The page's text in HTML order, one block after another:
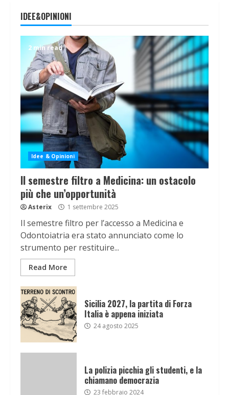
IDEE&OPINIONI
2 min read
Idee & Opinioni
Il semestre filtro a Medicina: un ostacolo
più che un’opportunità
Asterix 1 settembre 2025
Il semestre filtro per l’accesso a Medicina e
Odontoiatria era stato annunciato come lo
strumento per restituire...
Read More
Sicilia 2027, la partita di Forza
Italia è appena iniziata
24 agosto 2025
La polizia picchia gli studenti, e la
chiamano democrazia
23 febbraio 2024